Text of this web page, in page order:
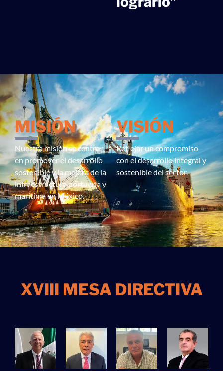
MISIÓN
Nuestra misión se centra
en promover el desarrollo
sostenible y la mejora de la
infraestructura portuaria y
marítima en México.
VISIÓN
Reflejar un compromiso
con el desarrollo integral y
sostenible del sector.
XVIII MESA DIRECTIVA